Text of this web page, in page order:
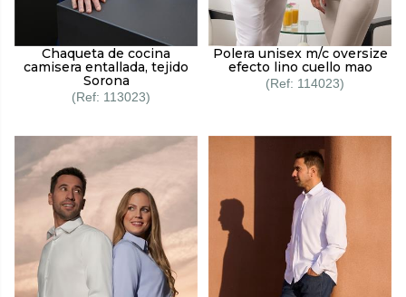
Chaqueta de cocina
camisera entallada, tejido
Sorona
113023
Polera unisex m/c oversize
efecto lino cuello mao
114023